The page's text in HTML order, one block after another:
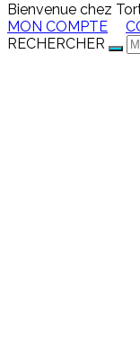
Bienvenue chez
MON COMPTE
RECHERCHER